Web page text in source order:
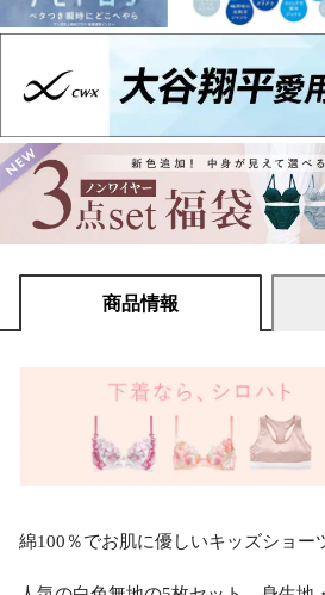
商品情報
綿100％でお肌に優しいキッズショー